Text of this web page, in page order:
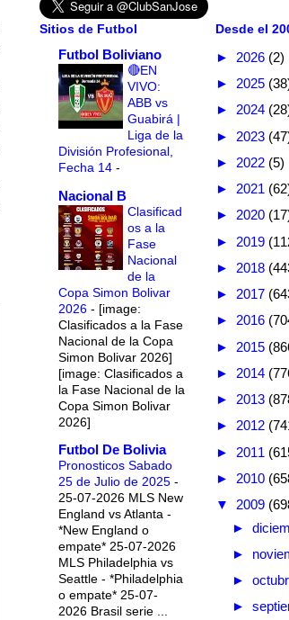
Sitios de Futbol
Futbol Boliviano
🔴EN
VIVO:
ABB vs
Guabirá |
Liga de la
División Profesional,
Fecha 14 -
Nacional B
Clasificad
os a la
Fase
Nacional
de la
Copa Simon Bolivar
2026 - [image:
Clasificados a la Fase
Nacional de la Copa
Simon Bolivar 2026]
[image: Clasificados a
la Fase Nacional de la
Copa Simon Bolivar
2026]
Futbol De Bolivia
Pronosticos Sabado
25 de Julio de 2025 -
25-07-2026 MLS New
England vs Atlanta -
*New England o
empate* 25-07-2026
MLS Philadelphia vs
Seattle - *Philadelphia
o empate* 25-07-
2026 Brasil serie ...
Desde el
► 2026 (2)
► 2025
► 2024
► 2023
► 2022 (5)
► 2021
► 2020
► 2019
► 2018
► 2017
► 2016
► 2015
► 2014
► 2013
► 2012
► 2011
► 2010
▼ 2009
►
►
►
►